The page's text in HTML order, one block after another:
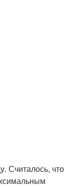
Считалось, что